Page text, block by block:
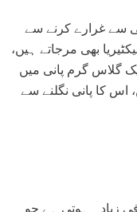
سے غرارے کرنے سے
بھی مرجاتے ہیں،
گلاس گرم پانی میں
غرارے کریں، اس کا پانی نگلنے سے
زیادہ ہوتی ہے جو